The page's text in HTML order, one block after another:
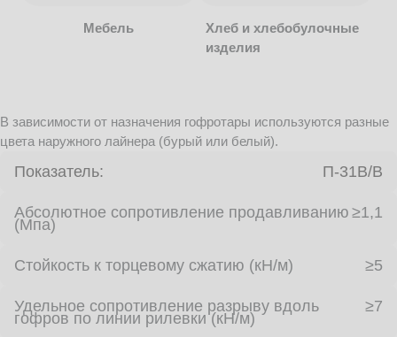
Мебель
Хлеб и хлебобулочные
изделия
В зависимости от назначения гофротары используются разные
цвета наружного лайнера (бурый или белый).
Показатель: П-31В/B
Абсолютное сопротивление продавливанию
(Мпа)
≥1,1
Стойкость к торцевому сжатию (кН/м) ≥5
Удельное сопротивление разрыву вдоль
гофров по линии рилевки (кН/м)
≥7